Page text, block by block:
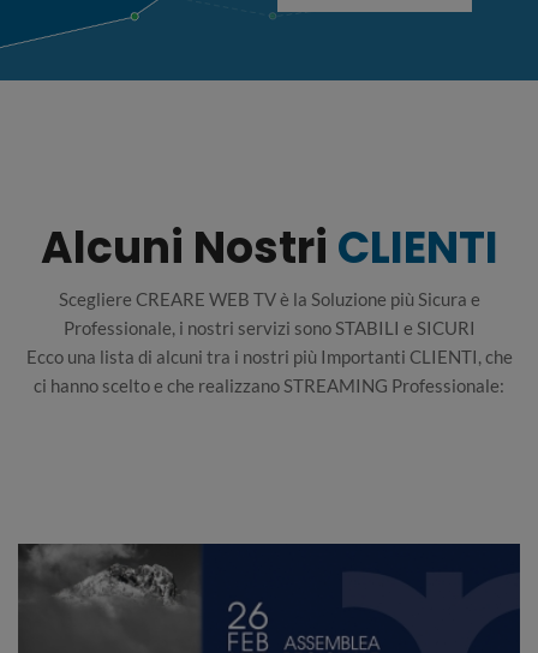
Alcuni Nostri CLIENTI
Scegliere CREARE WEB TV è la Soluzione più Sicura e
Professionale, i nostri servizi sono STABILI e SICURI
Ecco una lista di alcuni tra i nostri più Importanti CLIENTI, che
ci hanno scelto e che realizzano STREAMING Professionale: